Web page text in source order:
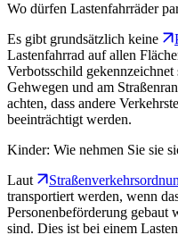
Wo dürfen Lastenfahrräder
Es gibt grundsätzlich keine
Lastenfahrrad auf allen
Verbotsschild
Gehwegen und am
achten, dass andere
beeinträchtigt werden.
Kinder: Wie nehmen Sie sie
Laut
transportiert werden, wenn
Personenbeförderung gebaut
sind. Dies ist bei einem